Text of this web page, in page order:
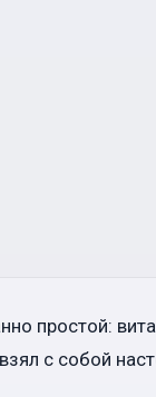
простой:
с собой